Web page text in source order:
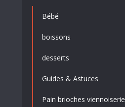
Bébé
boissons
desserts
Guides & Astuces
Pain brioches viennoiserie